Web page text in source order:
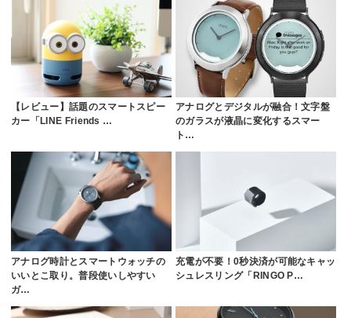
【レビュー】話題のスマートスピー
カー「LINE Friends …
アナログとデジタルが融合！文字盤
のガラスが液晶に変化するスマー
ト…
アナログ時計とスマートウォッチの
いいとこ取り。普段使いしやすい
ガ…
充電が不要！0秒決済が可能なキャッ
シュレスリング「RINGO P…